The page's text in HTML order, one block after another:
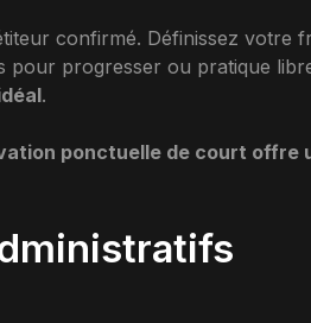
confirmé. Définissez votre
pour progresser ou pratique
.
ponctuelle de court offre